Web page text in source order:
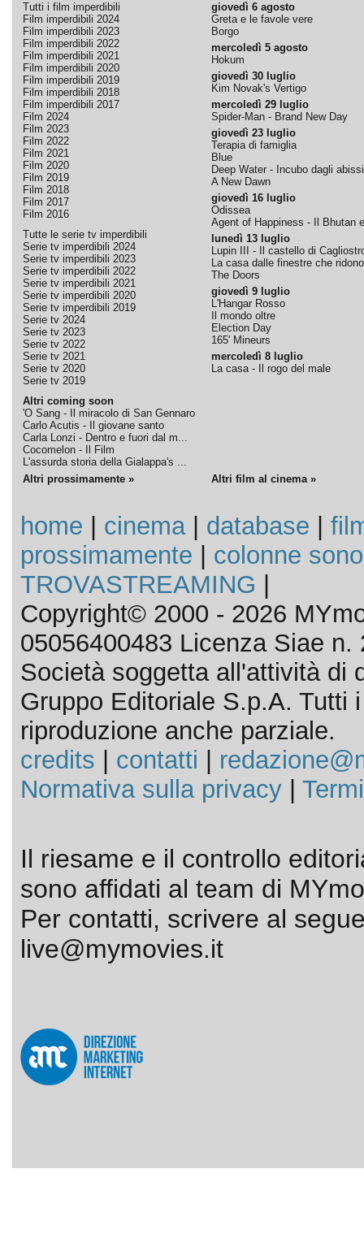
Tutti i film imperdibili
Film imperdibili 2024
Film imperdibili 2023
Film imperdibili 2022
Film imperdibili 2021
Film imperdibili 2020
Film imperdibili 2019
Film imperdibili 2018
Film imperdibili 2017
Film 2024
Film 2023
Film 2022
Film 2021
Film 2020
Film 2019
Film 2018
Film 2017
Film 2016
Tutte le serie tv imperdibili
Serie tv imperdibili 2024
Serie tv imperdibili 2023
Serie tv imperdibili 2022
Serie tv imperdibili 2021
Serie tv imperdibili 2020
Serie tv imperdibili 2019
Serie tv 2024
Serie tv 2023
Serie tv 2022
Serie tv 2021
Serie tv 2020
Serie tv 2019
Altri coming soon
'O Sang - Il miracolo di San Gennaro
Carlo Acutis - Il giovane santo
Carla Lonzi - Dentro e fuori dal m...
Cocomelon - Il Film
L'assurda storia della Gialappa's ...
giovedì 6 agosto
Greta e le favole vere
Borgo
mercoledì 5 agosto
Hokum
giovedì 30 luglio
Kim Novak's Vertigo
mercoledì 29 luglio
Spider-Man - Brand New Day
giovedì 23 luglio
Terapia di famiglia
Blue
Deep Water - Incubo dagli abissi
A New Dawn
giovedì 16 luglio
Odissea
Agent of Happiness - Il Bhutan
lunedì 13 luglio
Lupin III - Il castello di
La casa dalle finestre che ridono
The Doors
giovedì 9 luglio
L'Hangar Rosso
Il mondo oltre
Election Day
165' Mineurs
mercoledì 8 luglio
La casa - Il rogo del male
Altri prossimamente » Altri film al cinema »
home cinema| database
prossimamente
colonne
TROVASTREAMING
Copyright© 2000 - 2026
05056400483 Licenza Siae n.
Società soggetta all'attività di
Gruppo Editoriale S.p.A. Tutti
riproduzione anche parziale.
credits
contatti
Normativa sulla privacy|
Il riesame e il controllo
sono affidati al team di
Per contatti, scrivere al
live@mymovies.it